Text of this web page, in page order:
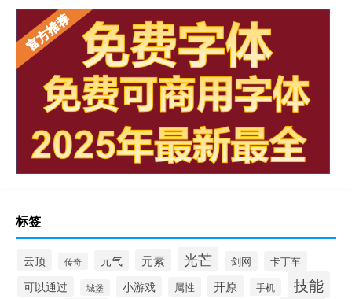
标签
云顶 传奇 元气 元素 光芒 剑网 卡丁车
可以通过 城堡 小游戏 属性 开原 手机 技能